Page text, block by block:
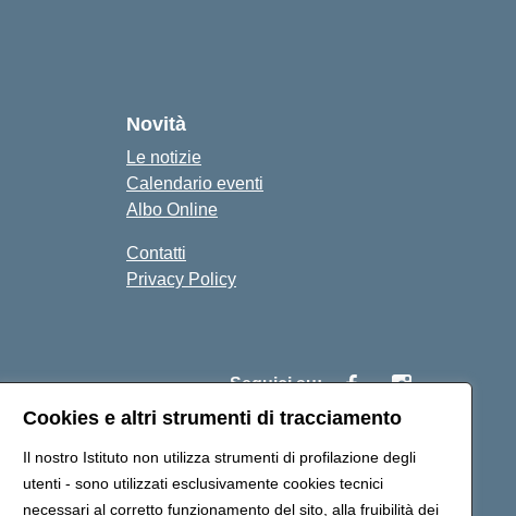
Cookies e altri strumenti di tracciamento
Il nostro Istituto non utilizza strumenti di profilazione degli
utenti - sono utilizzati esclusivamente cookies tecnici
necessari al corretto funzionamento del sito, alla fruibilità dei
Novità
Le notizie
Calendario eventi
Albo Online
Contatti
Privacy Policy
Seguici su:
RMIC86500P@pec.istruzione.it